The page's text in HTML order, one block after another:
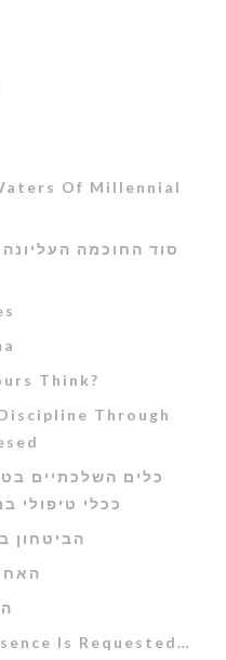
Of Millennial
Think?
Through
כלים השלכתיים
ככלי טיפולי
הביטחון
Is Requested…